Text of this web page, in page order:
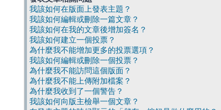
我該如何在版面上發表主題？
我該如何編輯或刪除一篇文章？
我該如何在我的文章後增加簽名？
我該如何建立一個投票？
為什麼我不能增加更多的投票選項？
我該如何編輯或刪除一個投票？
為什麼我不能訪問這個版面？
為什麼我不能上傳附加檔案？
為什麼我收到了一個警告？
我該如何向版主檢舉一個文章？